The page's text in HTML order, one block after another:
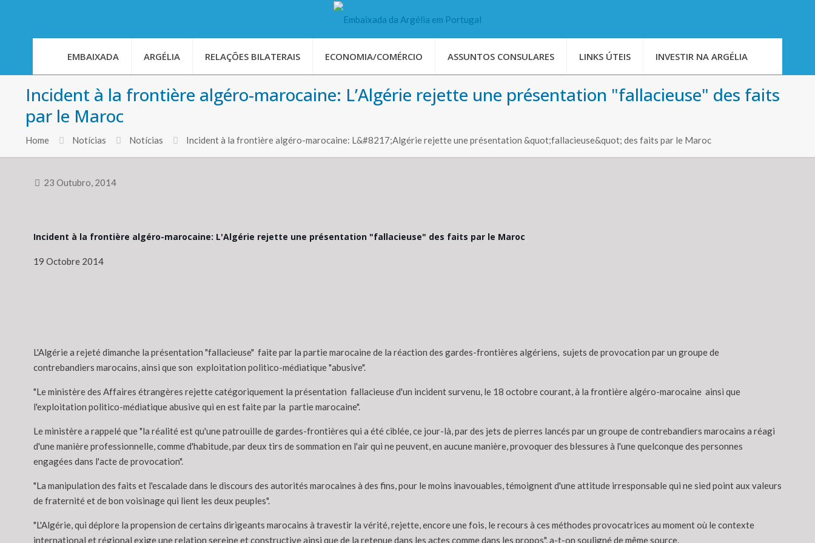
EMBAIXADA ARGÉLIA RELAÇÕES BILATERAIS ECONOMIA/COMÉRCIO ASSUNTOS CONSULARES LINKS ÚTEIS INVESTIR NA ARGÉLIA
Incident à la frontière algéro-marocaine: L’Algérie rejette une présentation "fallacieuse" des faits
par le Maroc
Home Notícias Notícias Incident à la frontière algéro-marocaine: L&#8217;Algérie rejette une présentation &quot;fallacieuse&quot; des faits par le Maroc
23 Outubro, 2014
Incident à la frontière algéro-marocaine: L'Algérie rejette une présentation "fallacieuse" des faits par le Maroc
19 Octobre 2014
L'Algérie a rejeté dimanche la présentation "fallacieuse" faite par la partie marocaine de la réaction des gardes-frontières algériens, sujets de provocation par un groupe de
contrebandiers marocains, ainsi que son exploitation politico-médiatique "abusive".
"Le ministère des Affaires étrangères rejette catégoriquement la présentation fallacieuse d'un incident survenu, le 18 octobre courant, à la frontière algéro-marocaine ainsi que
l'exploitation politico-médiatique abusive qui en est faite par la partie marocaine".
Le ministère a rappelé que "la réalité est qu'une patrouille de gardes-frontières qui a été ciblée, ce jour-là, par des jets de pierres lancés par un groupe de contrebandiers marocains a réagi
d'une manière professionnelle, comme d'habitude, par deux tirs de sommation en l'air qui ne peuvent, en aucune manière, provoquer des blessures à l'une quelconque des personnes
engagées dans l'acte de provocation".
"La manipulation des faits et l'escalade dans le discours des autorités marocaines à des fins, pour le moins inavouables, témoignent d'une attitude irresponsable qui ne sied point aux valeurs
de fraternité et de bon voisinage qui lient les deux peuples".
"L'Algérie, qui déplore la propension de certains dirigeants marocains à travestir la vérité, rejette, encore une fois, le recours à ces méthodes provocatrices au moment où le contexte
international et régional exige une relation sereine et constructive ainsi que de la retenue dans les actes comme dans les propos", a-t-on souligné de même source.